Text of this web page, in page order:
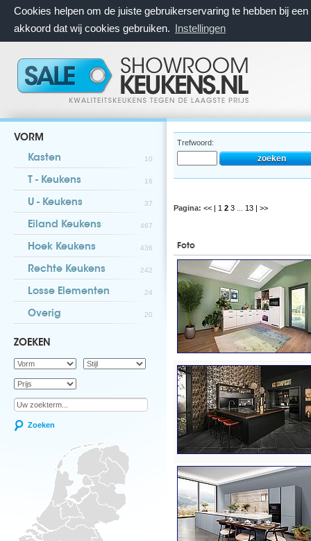
Cookies helpen om de juiste gebruikerservaring te hebben bij
akkoord dat wij cookies gebruiken. Instellingen
VORM
Kasten 10
T - Keukens 16
U - Keukens 37
Eiland Keukens 467
Hoek Keukens 436
Rechte Keukens 242
Losse Elementen 24
Overig 20
ZOEKEN
Zoeken
Trefwoord:
Pagina: << | 1 2 3 13 | >>
Foto